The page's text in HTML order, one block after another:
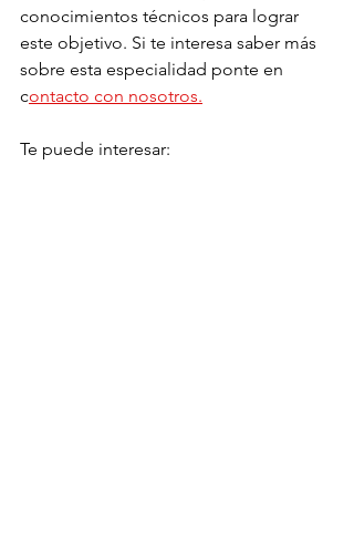
conocimientos técnicos para lograr
este objetivo. Si te interesa saber más
sobre esta especialidad ponte en
contacto con nosotros.
Te puede interesar: